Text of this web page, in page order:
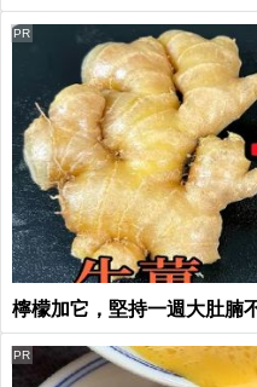
檸檬加它，堅持一週大肚腩
PR
PR